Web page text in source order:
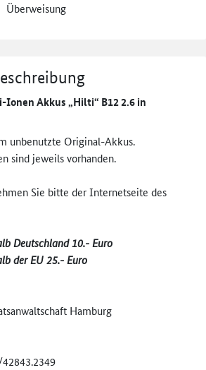
Überweisung
Akkus „Hilti“ B12 2.6 in
unbenutzte Original-Akkus.
sind jeweils vorhanden.
Sie bitte der Internetseite des
Deutschland 10.- Euro
der EU 25.- Euro
Hamburg